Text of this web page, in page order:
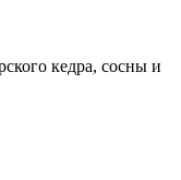
кедра, сосны и